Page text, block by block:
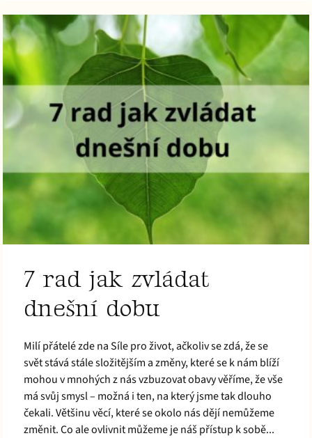
7 rad jak zvládat
dnešní dobu
Milí přátelé zde na Síle pro život, ačkoliv se zdá, že se
svět stává stále složitějším a změny, které se k nám blíží
mohou v mnohých z nás vzbuzovat obavy věříme, že vše
má svůj smysl – možná i ten, na který jsme tak dlouho
čekali. Většinu věcí, které se okolo nás dějí nemůžeme
změnit. Co ale ovlivnit můžeme je náš přístup k sobě...